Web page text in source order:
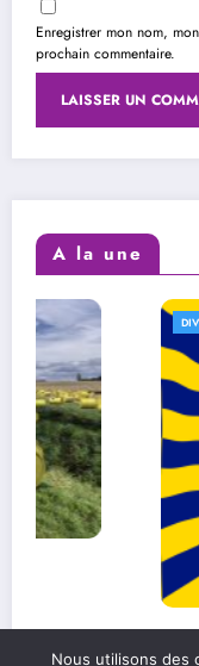
Enregistrer mon nom,
prochain commentaire.
A la une
DIVERS
L’efficacité au
Nous utilisons des